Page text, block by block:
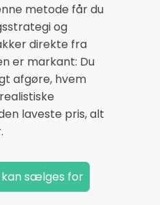
metode får du
og
direkte fra
er markant: Du
afgøre, hvem
laveste pris, alt